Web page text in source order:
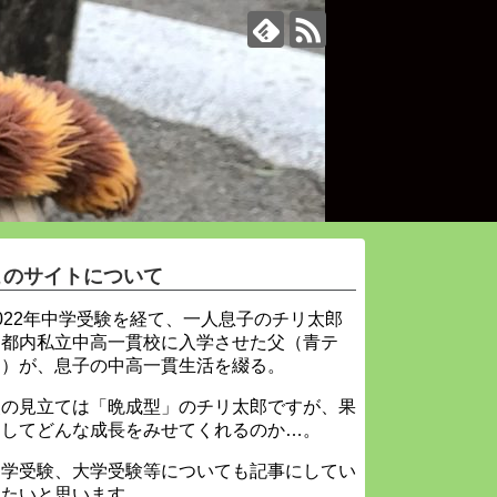
サイトについて
年中学受験を経て、一人息子のチリ太郎
内私立中高一貫校に入学させた父（青テ
が、息子の中高一貫生活を綴る。
見立ては「晩成型」のチリ太郎ですが、果
てどんな成長をみせてくれるのか…。
受験、大学受験等についても記事にしてい